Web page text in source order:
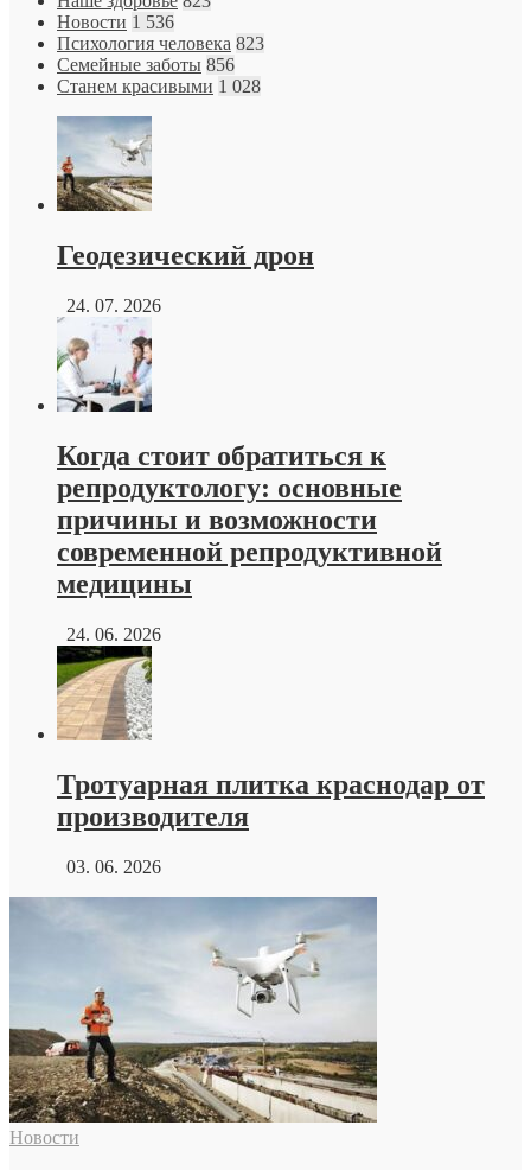
Новости 1 536
Психология человека 823
Семейные заботы 856
Станем красивыми 1 028
Геодезический дрон
24. 07. 2026
Когда стоит обратиться к
репродуктологу: основные
причины и возможности
современной репродуктивной
медицины
24. 06. 2026
Тротуарная плитка краснодар от
производителя
03. 06. 2026
Новости